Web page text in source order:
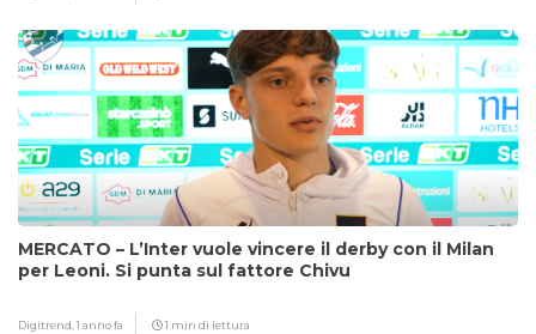
MERCATO – L’Inter vuole vincere il derby con il Milan
per Leoni. Si punta sul fattore Chivu
Digitrend,1 anno fa 1 min di lettura